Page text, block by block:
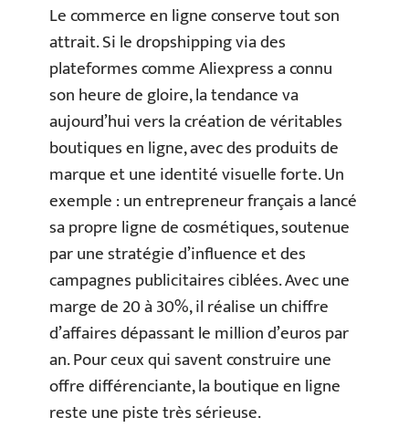
Le commerce en ligne conserve tout son
attrait. Si le dropshipping via des
plateformes comme Aliexpress a connu
son heure de gloire, la tendance va
aujourd’hui vers la création de véritables
boutiques en ligne, avec des produits de
marque et une identité visuelle forte. Un
exemple : un entrepreneur français a lancé
sa propre ligne de cosmétiques, soutenue
par une stratégie d’influence et des
campagnes publicitaires ciblées. Avec une
marge de 20 à 30%, il réalise un chiffre
d’affaires dépassant le million d’euros par
an. Pour ceux qui savent construire une
offre différenciante, la boutique en ligne
reste une piste très sérieuse.